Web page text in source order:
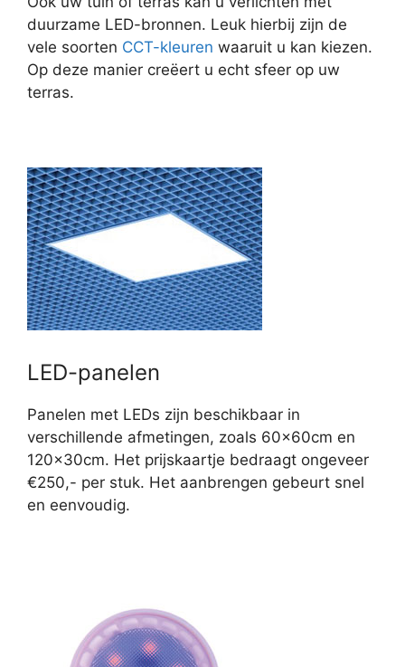
duurzame LED-bronnen. Leuk hierbij zijn de
vele soorten CCT-kleuren waaruit u kan kiezen.
Op deze manier creëert u echt sfeer op uw
terras.
LED-panelen
Panelen met LEDs zijn beschikbaar in
verschillende afmetingen, zoals 60x60cm en
120x30cm. Het prijskaartje bedraagt ongeveer
€250,- per stuk. Het aanbrengen gebeurt snel
en eenvoudig.